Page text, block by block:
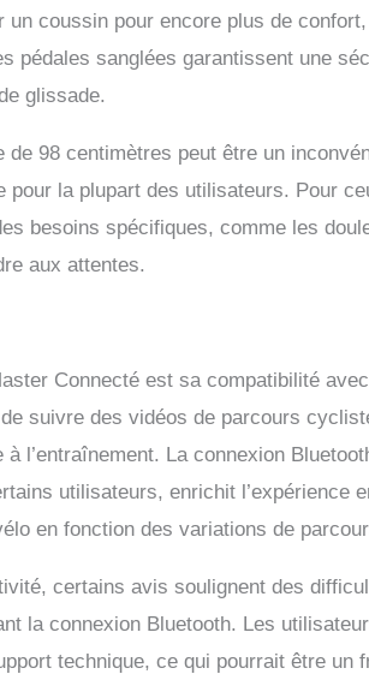
un coussin pour encore plus de
pédales sanglées garantissent une
glissade.
de 98 centimètres peut être un
pour la plupart des utilisateurs. Pour
besoins spécifiques, comme les
aux attentes.
Connecté est sa compatibilité
suivre des vidéos de parcours
l’entraînement. La connexion
utilisateurs, enrichit l’expérience
en fonction des variations de
certains avis soulignent des
la connexion Bluetooth. Les
technique, ce qui pourrait être un